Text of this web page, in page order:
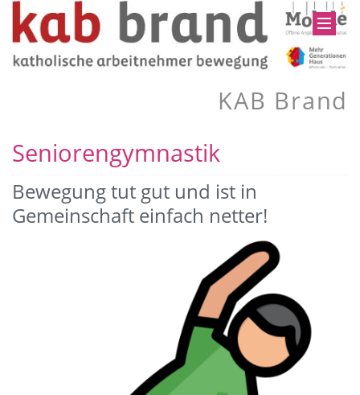
KAB Brand
Seniorengymnastik
Bewegung tut gut und ist in
Gemeinschaft einfach netter!